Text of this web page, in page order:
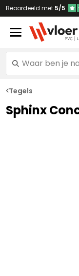
Beoordeeld met 5/5
Tegels
Sphinx